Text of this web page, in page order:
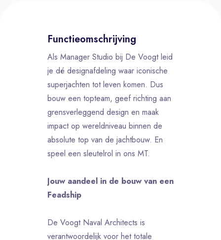
Functieomschrijving
Als Manager Studio bij De Voogt leid
je dé designafdeling waar iconische
superjachten tot leven komen. Dus
bouw een topteam, geef richting aan
grensverleggend design en maak
impact op wereldniveau binnen de
absolute top van de jachtbouw. En
speel een sleutelrol in ons MT.
Jouw aandeel in de bouw van een
Feadship
De Voogt Naval Architects is
verantwoordelijk voor het totale